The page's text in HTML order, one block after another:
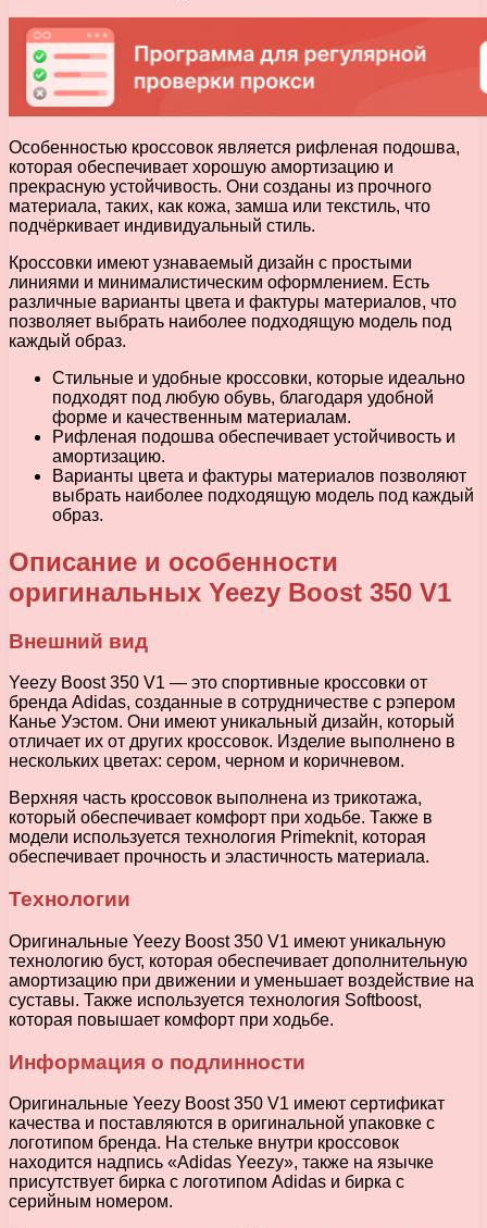
Особенностью кроссовок является рифленая подошва,
которая обеспечивает хорошую амортизацию и
прекрасную устойчивость. Они созданы из прочного
материала, таких, как кожа, замша или текстиль, что
подчёркивает индивидуальный стиль.
Кроссовки имеют узнаваемый дизайн с простыми
линиями и минималистическим оформлением. Есть
различные варианты цвета и фактуры материалов, что
позволяет выбрать наиболее подходящую модель под
каждый образ.
Стильные и удобные кроссовки, которые идеально
подходят под любую обувь, благодаря удобной
форме и качественным материалам.
Рифленая подошва обеспечивает устойчивость и
амортизацию.
Варианты цвета и фактуры материалов позволяют
выбрать наиболее подходящую модель под каждый
образ.
Описание и особенности
оригинальных Yeezy Boost 350 V1
Внешний вид
Yeezy Boost 350 V1 — это спортивные кроссовки от
бренда Adidas, созданные в сотрудничестве с рэпером
Канье Уэстом. Они имеют уникальный дизайн, который
отличает их от других кроссовок. Изделие выполнено в
нескольких цветах: сером, черном и коричневом.
Верхняя часть кроссовок выполнена из трикотажа,
который обеспечивает комфорт при ходьбе. Также в
модели используется технология Primeknit, которая
обеспечивает прочность и эластичность материала.
Технологии
Оригинальные Yeezy Boost 350 V1 имеют уникальную
технологию буст, которая обеспечивает дополнительную
амортизацию при движении и уменьшает воздействие на
суставы. Также используется технология Softboost,
которая повышает комфорт при ходьбе.
Информация о подлинности
Оригинальные Yeezy Boost 350 V1 имеют сертификат
качества и поставляются в оригинальной упаковке с
логотипом бренда. На стельке внутри кроссовок
находится надпись «Adidas Yeezy», также на язычке
присутствует бирка с логотипом Adidas и бирка с
серийным номером.